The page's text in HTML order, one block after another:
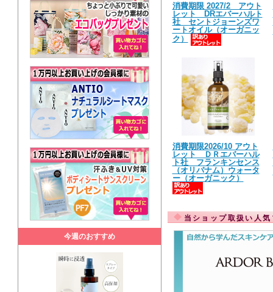
今週のおすすめ
消費期限 2027/2 アウト
レット DRエバーハルト
社 セントジョーンズワ
ートオイル（オーガニッ
ク）
消費期限2026/10 アウト
レット ＤＲエバーハル
ト社 フランキンセンス
（オリバナム）ウォータ
ー（オーガニック）
当ショップ取扱い人